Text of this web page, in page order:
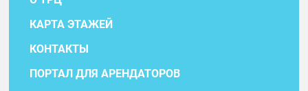
КАРТА ЭТАЖЕЙ
КОНТАКТЫ
ПОРТАЛ ДЛЯ АРЕНДАТОРОВ